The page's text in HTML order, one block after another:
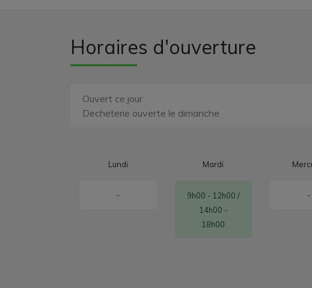
Horaires d'ouverture
Ouvert ce jour
Decheterie ouverte le dimanche
Lundi
-
Mardi
9h00 - 12h00 /
14h00 -
18h00
-